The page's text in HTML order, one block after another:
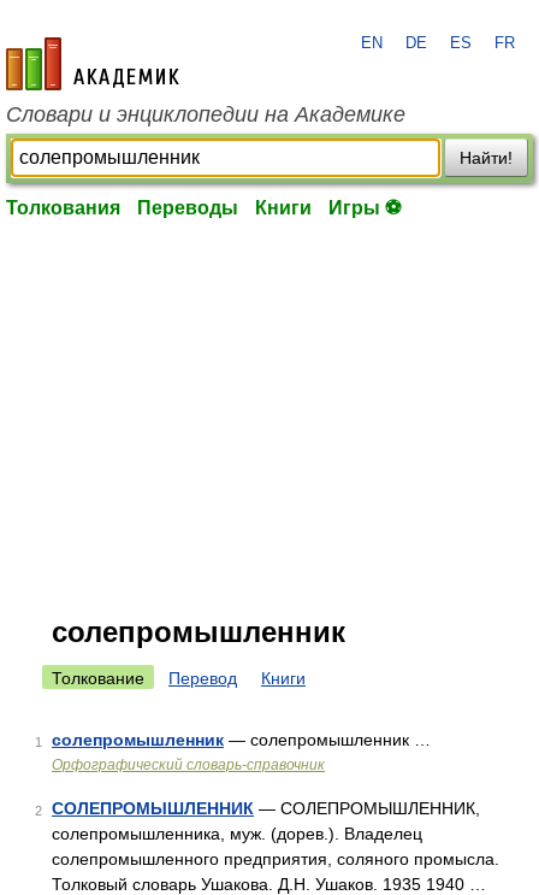
academic.ru
EN DE ES FR
Словари и энциклопедии на Академике
Найти!
Толкования Переводы Книги Игры ⚽
солепромышленник
Толкование Перевод Книги
1 солепромышленник — солепромышленник …
Орфографический словарь-справочник
2 СОЛЕПРОМЫШЛЕННИК — СОЛЕПРОМЫШЛЕННИК,
солепромышленника, муж. (дорев.). Владелец
солепромышленного предприятия, соляного промысла.
Толковый словарь Ушакова. Д.Н. Ушаков. 1935 1940 …